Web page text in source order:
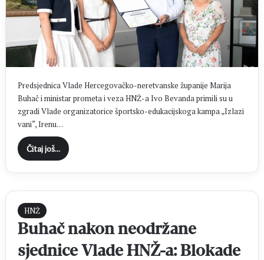
Predsjednica Vlade Hercegovačko-neretvanske županije Marija
Buhač i ministar prometa i veza HNŽ-a Ivo Bevanda primili su u
zgradi Vlade organizatorice športsko-edukacijskoga kampa „Izlazi
vani“, Irenu…
Čitaj još...
HNŽ
Buhač nakon neodržane
sjednice Vlade HNŽ-a: Blokade